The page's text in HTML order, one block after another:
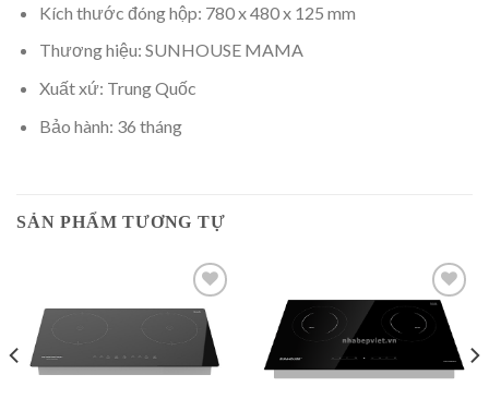
Kích thước đóng hộp: 780 x 480 x 125 mm
Thương hiệu: SUNHOUSE MAMA
Xuất xứ: Trung Quốc
Bảo hành: 36 tháng
SẢN PHẨM TƯƠNG TỰ
Add to
wishlist
Add to
wishlist